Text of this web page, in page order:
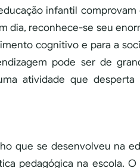
infantil
dia, reconhece-se seu
cognitivo e para a
pode ser de
atividade que
que se desenvolveu na
pedagógica na escola. O